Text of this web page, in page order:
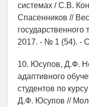
системах / С.В.
Спасенников //
государственного
2017. - № 1 (54). -
10. Юсупов, Д.Ф.
адаптивного
студентов по
Д.Ф. Юсупов //